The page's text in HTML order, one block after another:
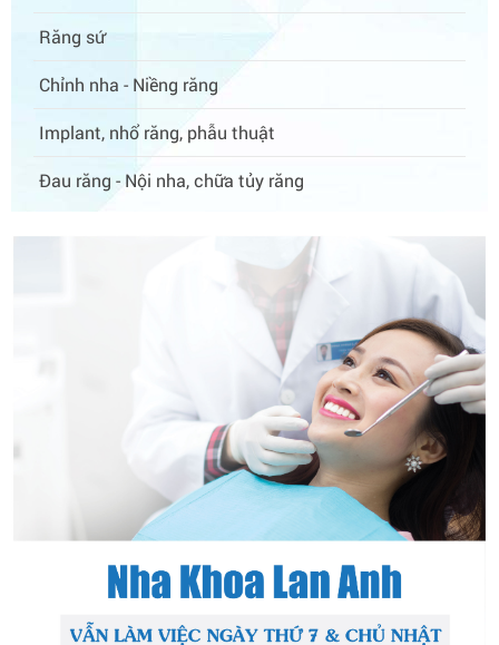
Răng sứ
Chỉnh nha - Niềng răng
Implant, nhổ răng, phẫu thuật
Đau răng - Nội nha, chữa tủy răng